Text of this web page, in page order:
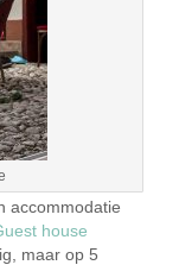
accommodatie
house
maar op 5